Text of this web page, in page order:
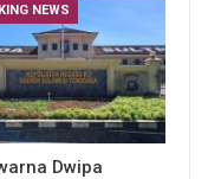
NEWS
Dwipa